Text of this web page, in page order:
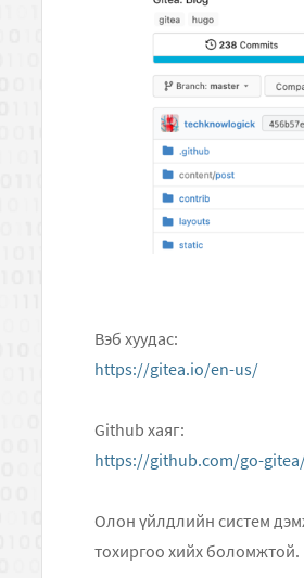
Вэб хуудас:
https://gitea.io/en-us/
Github хаяг:
https://github.com/go-
Олон үйлдлийн систем
тохиргоо хийх боломжтой.